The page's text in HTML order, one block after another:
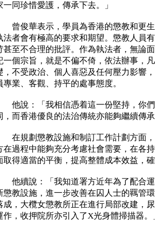
一同珍惜愛護，傳承下去。」
曾俊華表示，學員為香港的懲教和更生
法者會有極高的要求和期望。懲教人員
甚至不合理的批評。作為執法者，無論
一個宗旨，就是不偏不倚，依法辦事，
，不受政治、個人喜惡及任何壓力影響
專業、客觀、持平的處事態度。
他說：「我相信憑着這一份堅持，你們
，而香港優良的法治傳統亦能夠繼續傳
在規劃懲教設施和制訂工作計劃方面，
在過程中能夠充分考慮社會需要，在各
取得適當的平衡，提高整體成本效益，
他續說：「我知道署方近年為了配合運
懲教設施，進一步改善在囚人士的羈管
成，大欖女懲教所正在進行局部改建，
作，收押院所亦引入了X光身體掃描器。